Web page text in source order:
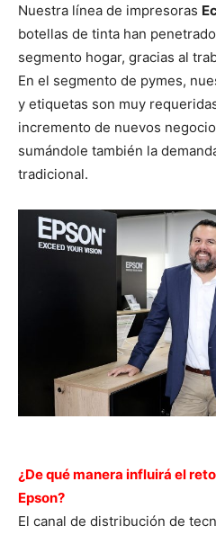
Nuestra línea de impresoras
botellas de tinta han
segmento hogar, gracias al
En el segmento de pymes,
y etiquetas son muy
incremento de nuevos
sumándole también la
tradicional.
¿De qué manera influirá el
Epson?
El canal de distribución de